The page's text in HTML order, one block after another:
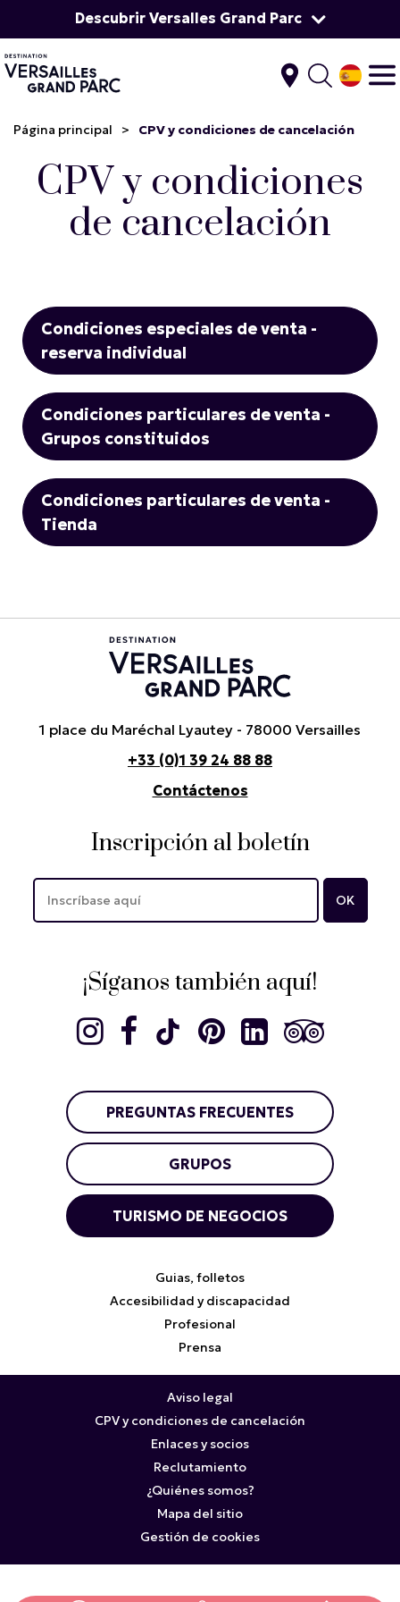
Descubrir Versalles Grand Parc
Página principal > CPV y condiciones de cancelación
CPV y condiciones
de cancelación
Condiciones especiales de venta -
reserva individual
Condiciones particulares de venta -
Grupos constituidos
Condiciones particulares de venta -
Tienda
1 place du Maréchal Lyautey - 78000 Versailles
+33 (0)1 39 24 88 88
Contáctenos
Inscripción al boletín
¡Síganos también aquí!
PREGUNTAS FRECUENTES
GRUPOS
TURISMO DE NEGOCIOS
Guias, folletos
Accesibilidad y discapacidad
Profesional
Prensa
Aviso legal
CPV y condiciones de cancelación
Enlaces y socios
Reclutamiento
¿Quiénes somos?
Mapa del sitio
Gestión de cookies